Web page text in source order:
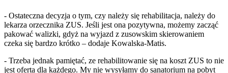
- Ostateczna decyzja o tym, czy należy się rehabilitacja, należy do
lekarza orzecznika ZUS. Jeśli jest ona pozytywna, możemy zacząć
pakować walizki, gdyż na wyjazd z zusowskim skierowaniem
czeka się bardzo krótko – dodaje Kowalska-Matis.
- Trzeba jednak pamiętać, ze rehabilitowanie się na koszt ZUS to nie
jest oferta dla każdego. My nie wysyłamy do sanatorium na pobyt